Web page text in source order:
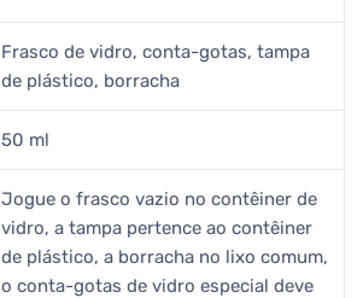
Frasco de vidro, conta-gotas, tampa
de plástico, borracha
50 ml
Jogue o frasco vazio no contêiner de
vidro, a tampa pertence ao contêiner
de plástico, a borracha no lixo comum,
o conta-gotas de vidro especial deve